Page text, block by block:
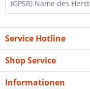
(GPSR) Name des
Service Hotline
Shop Service
Informationen